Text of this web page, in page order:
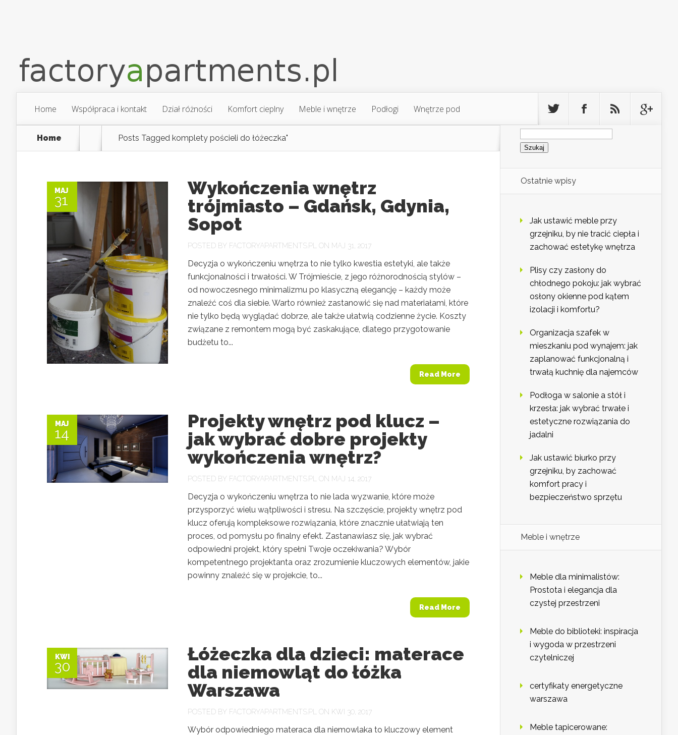
Home Współpraca i kontakt Dział różności Komfort cieplny Meble i wnętrze Podłogi Wnętrze pod
Home Posts Tagged komplety pościeli do łóżeczka"
MAJ
31
Wykończenia wnętrz
trójmiasto – Gdańsk, Gdynia,
Sopot
POSTED BY FACTORYAPARTMENTS.PL ON MAJ 31, 2017
Decyzja o wykończeniu wnętrza to nie tylko kwestia estetyki, ale także
funkcjonalności i trwałości. W Trójmieście, z jego różnorodnością stylów –
od nowoczesnego minimalizmu po klasyczną elegancję – każdy może
znaleźć coś dla siebie. Warto również zastanowić się nad materiałami, które
nie tylko będą wyglądać dobrze, ale także ułatwią codzienne życie. Koszty
związane z remontem mogą być zaskakujące, dlatego przygotowanie
budżetu to...
Read More
MAJ
14
Projekty wnętrz pod klucz –
jak wybrać dobre projekty
wykończenia wnętrz?
POSTED BY FACTORYAPARTMENTS.PL ON MAJ 14, 2017
Decyzja o wykończeniu wnętrza to nie lada wyzwanie, które może
przysporzyć wielu wątpliwości i stresu. Na szczęście, projekty wnętrz pod
klucz oferują kompleksowe rozwiązania, które znacznie ułatwiają ten
proces, od pomysłu po finalny efekt. Zastanawiasz się, jak wybrać
odpowiedni projekt, który spełni Twoje oczekiwania? Wybór
kompetentnego projektanta oraz zrozumienie kluczowych elementów, jakie
powinny znaleźć się w projekcie, to...
Read More
KWI
30
Łóżeczka dla dzieci: materace
dla niemowląt do łóżka
Warszawa
POSTED BY FACTORYAPARTMENTS.PL ON KWI 30, 2017
Wybór odpowiedniego materaca dla niemowlaka to kluczowy element
Szukaj:
Ostatnie wpisy
Jak ustawić meble przy
grzejniku, by nie tracić ciepła i
zachować estetykę wnętrza
Plisy czy zasłony do
chłodnego pokoju: jak wybrać
osłony okienne pod kątem
izolacji i komfortu?
Organizacja szafek w
mieszkaniu pod wynajem: jak
zaplanować funkcjonalną i
trwałą kuchnię dla najemców
Podłoga w salonie a stół i
krzesła: jak wybrać trwałe i
estetyczne rozwiązania do
jadalni
Jak ustawić biurko przy
grzejniku, by zachować
komfort pracy i
bezpieczeństwo sprzętu
Meble i wnętrze
Meble dla minimalistów:
Prostota i elegancja dla
czystej przestrzeni
Meble do biblioteki: inspiracja
i wygoda w przestrzeni
czytelniczej
certyfikaty energetyczne
warszawa
Meble tapicerowane: